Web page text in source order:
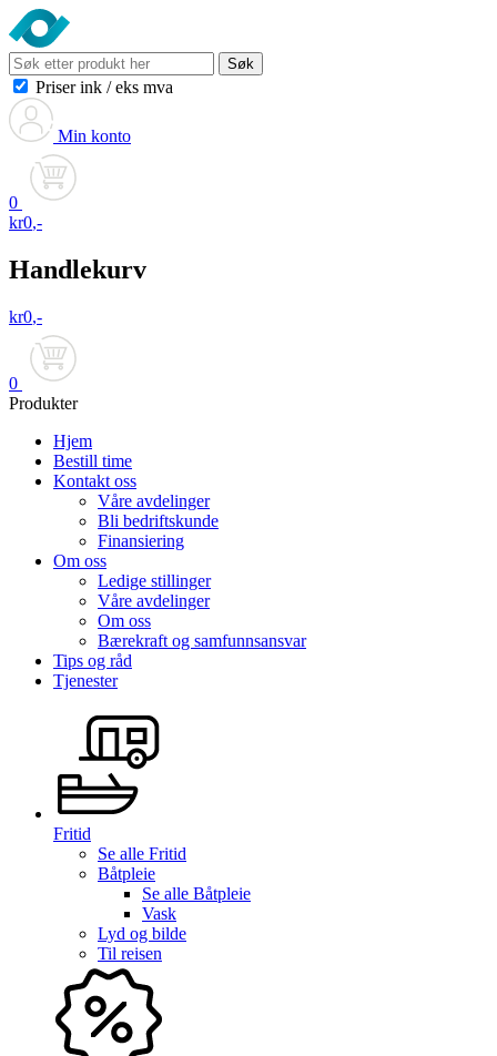
Søk
Priser ink / eks mva
Min konto
0
kr0,-
Handlekurv
kr0,-
0
Produkter
Hjem
Bestill time
Kontakt oss
Våre avdelinger
Bli bedriftskunde
Finansiering
Om oss
Ledige stillinger
Våre avdelinger
Om oss
Bærekraft og samfunnsansvar
Tips og råd
Tjenester
Fritid
Se alle Fritid
Båtpleie
Se alle Båtpleie
Vask
Lyd og bilde
Til reisen